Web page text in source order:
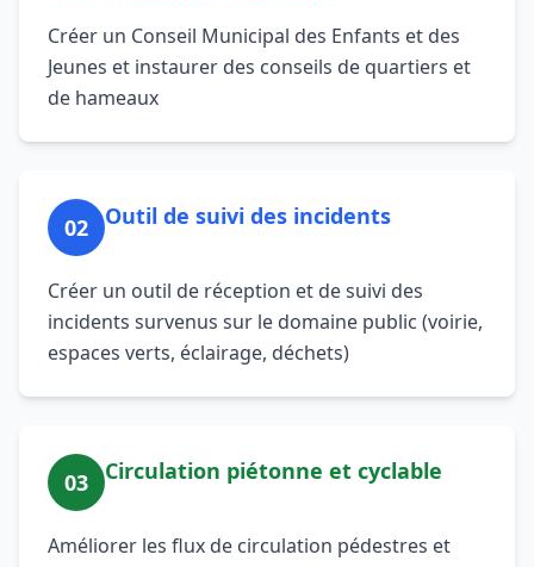
Créer un Conseil Municipal des Enfants et des
Jeunes et instaurer des conseils de quartiers et
de hameaux
02 Outil de suivi des incidents
Créer un outil de réception et de suivi des
incidents survenus sur le domaine public (voirie,
espaces verts, éclairage, déchets)
03 Circulation piétonne et cyclable
Améliorer les flux de circulation pédestres et